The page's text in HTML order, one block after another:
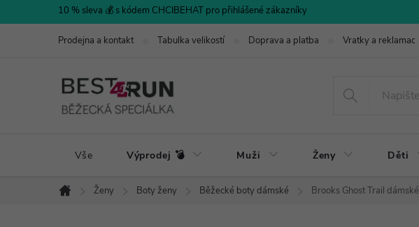
na
10 % sleva 💰 s kódem CHCIBEHAT pro přihlášené zákazníky
Prodejna a kontakt Tabulka velikostí Doprava a platba Vratky a reklamace
Vše Výprodej 💣 Muži Ženy Děti
Domů
Ženy Boty ženy Běžecké boty dámské Brooks Ghost Trail dámské